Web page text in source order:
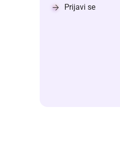
Prijavi se